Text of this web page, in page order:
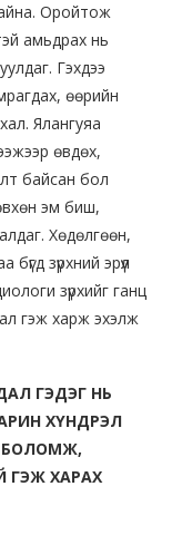
Оройтож
амьдрах нь
Гэхдээ
өөрийн
Ялангуяа
өвдөх,
байсан бол
эм биш,
Хөдөлгөөн,
зүрхний эрүүл
зүрхийг ганц
гэж харж эхэлж
ГЭДЭГ НЬ
ХҮНДРЭЛ
БОЛОМЖ,
ГЭЖ ХАРАХ